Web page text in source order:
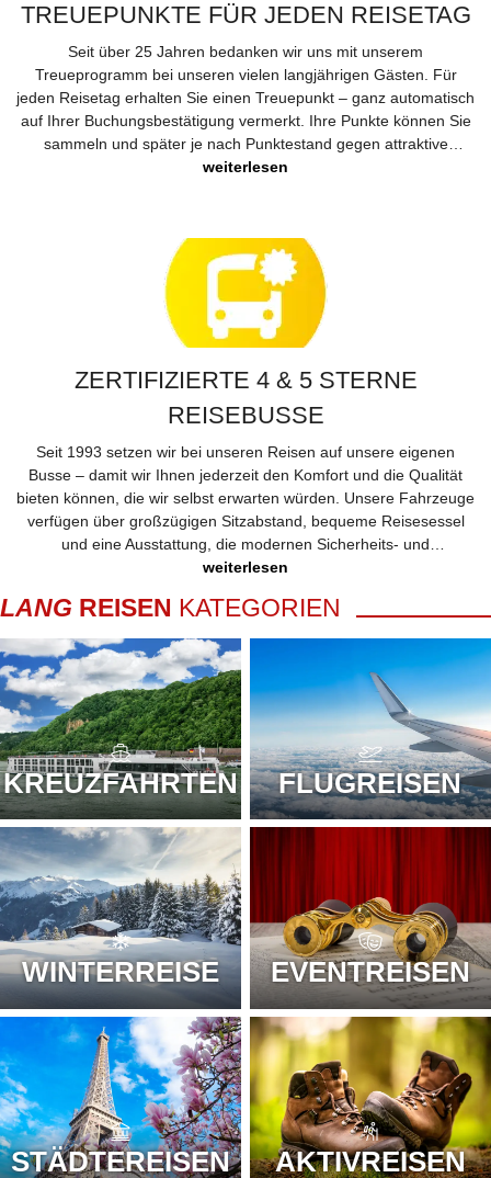
TREUEPUNKTE FÜR JEDEN REISETAG
Seit über 25 Jahren bedanken wir uns mit unserem
Treueprogramm bei unseren vielen langjährigen Gästen. Für
jeden Reisetag erhalten Sie einen Treuepunkt – ganz automatisch
auf Ihrer Buchungsbestätigung vermerkt. Ihre Punkte können Sie
sammeln und später je nach Punktestand gegen attraktive
Reisegutscheine im Wert von 35 € oder 80 € einlösen. Was einst
Treue und Ihre Freude am Reisen mit LANG Reisen.
weiterlesen
ZERTIFIZIERTE 4 & 5 STERNE
REISEBUSSE
Seit 1993 setzen wir bei unseren Reisen auf unsere eigenen
Busse – damit wir Ihnen jederzeit den Komfort und die Qualität
bieten können, die wir selbst erwarten würden. Unsere Fahrzeuge
verfügen über großzügigen Sitzabstand, bequeme Reisesessel
und eine Ausstattung, die modernen Sicherheits- und
Komfortstandards entspricht. Jährlich werden sie vom TÜV
4- oder 5-Sterne-Reisebusse zertifiziert. So können Sie sich auf
jeder Fahrt entspannt zurücklehnen und sicher fühlen – ganz
gleich, wohin die Reise geht.
weiterlesen
LANG REISEN KATEGORIEN
KREUZFAHRTEN FLUGREISEN
WINTERREISE EVENTREISEN
STÄDTEREISEN AKTIVREISEN